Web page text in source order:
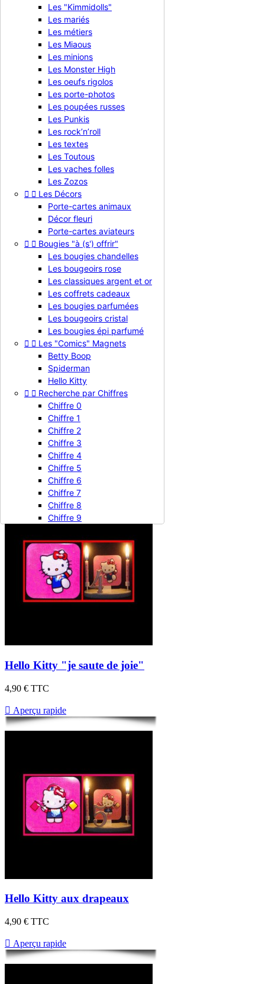
Les "Kimmidolls"
Les mariés
Les métiers
Les Miaous
Les minions
Les Monster High
Les oeufs rigolos
Les porte-photos
Les poupées russes
Les Punkis
Les rock’n’roll
Les textes
Les Toutous
Les vaches folles
Les Zozos
  Les Décors
Porte-cartes animaux
Décor fleuri
Porte-cartes aviateurs
  Bougies "à (s') offrir"
Les bougies chandelles
Les bougeoirs rose
Les classiques argent et or
Les coffrets cadeaux
Les bougies parfumées
Les bougeoirs cristal
Les bougies épi parfumé
  Les "Comics" Magnets
Betty Boop
Spiderman
Hello Kitty
  Recherche par Chiffres
Chiffre 0
Chiffre 1
Chiffre 2
Chiffre 3
Chiffre 4
Chiffre 5
Chiffre 6
Chiffre 7
Chiffre 8
Chiffre 9
Aperçu rapide
Hello Kitty "le petit nœud"
TTC
Aperçu rapide
Hello Kitty "l'arrosoir"
TTC
Aperçu rapide
Hello Kitty "je saute de joie"
4,90 € TTC
 Aperçu rapide
Hello Kitty aux drapeaux
4,90 € TTC
 Aperçu rapide